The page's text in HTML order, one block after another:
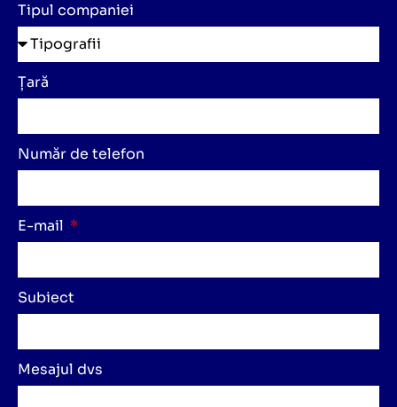
Tipul companiei
Țară
Număr de telefon
E-mail
Subiect
Mesajul dvs